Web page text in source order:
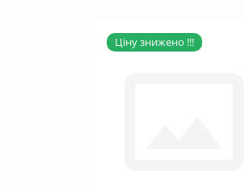
Ціну знижено !!!